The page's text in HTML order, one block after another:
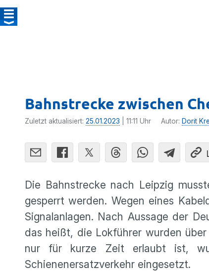
Bahnstrecke zwischen
Zuletzt aktualisiert: 25.01.2023 | 11:11 Uhr Autor: Dorit
Die Bahnstrecke nach Leipzig
gesperrt werden. Wegen eines
Signalanlagen. Nach Aussage der
das heißt, die Lokführer wurden
nur für kurze Zeit erlaubt ist,
Schienenersatzverkehr eingesetzt.